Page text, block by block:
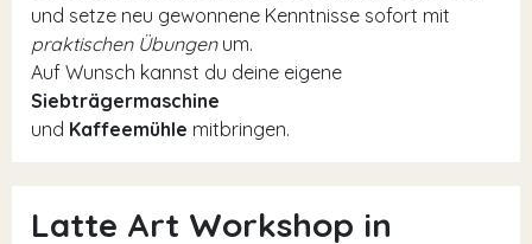
und setze neu gewonnene Kenntnisse sofort mit
praktischen Übungenum.
Auf Wunsch kannst du deine eigene
Siebträgermaschine
und Kaffeemühle mitbringen.
Latte Art Workshop in